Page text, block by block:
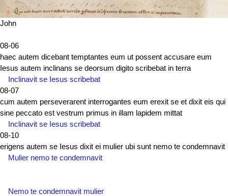
John
08-06
haec autem dicebant temptantes eum ut possent accusare eum
Iesus autem inclinans se deorsum digito scribebat in terra
Inclinavit se Iesus scribebat
08-07
cum autem perseverarent interrogantes eum erexit se et dixit eis qui
sine peccato est vestrum primus in illam lapidem mittat
Inclinavit se Iesus scribebat
08-10
erigens autem se Iesus dixit ei mulier ubi sunt nemo te condemnavit
Mulier nemo te condemnavit
Nemo te condemnavit mulier